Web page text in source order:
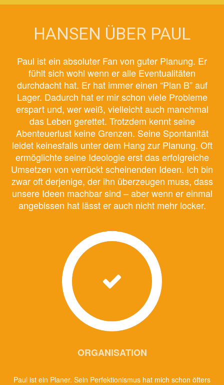
HANSEN ÜBER PAUL
Paul ist ein absoluter Fan von guter Planung. Er
fühlt sich wohl wenn er alle Eventualitäten
durchdacht hat. Er hat immer einen “Plan B” auf
Lager. Dadurch hat er mir schon viele Probleme
erspart und, wer weiß, vielleicht auch manchmal
das Leben gerettet. Trotzdem kennt seine
Abenteuerlust keine Grenzen. Seine Spontanität
leidet keinesfalls unter dem Hang zur Planung. Oft
ermöglichte seine Ideologie erst das erfolgreiche
Umsetzen von verrückt scheinenden Ideen. Ich bin
zwar oft derjenige, der ihn überzeugen muss, dass
unsere Ideen machbar sind – aber wenn er einmal
angebissen hat lässt er auch nicht mehr locker.
ORGANISATION
Paul ist ein Planer. Sein Perfektionismus hat mich schon öfters